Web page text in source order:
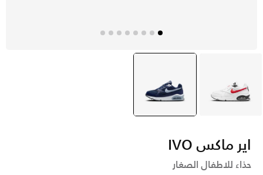
أبيض selected
أزرق
اير ماكس IVO
حذاء للاطفال الصغار